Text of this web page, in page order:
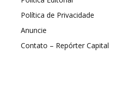
Política de Privacidade
Anuncie
Contato – Repórter Capital